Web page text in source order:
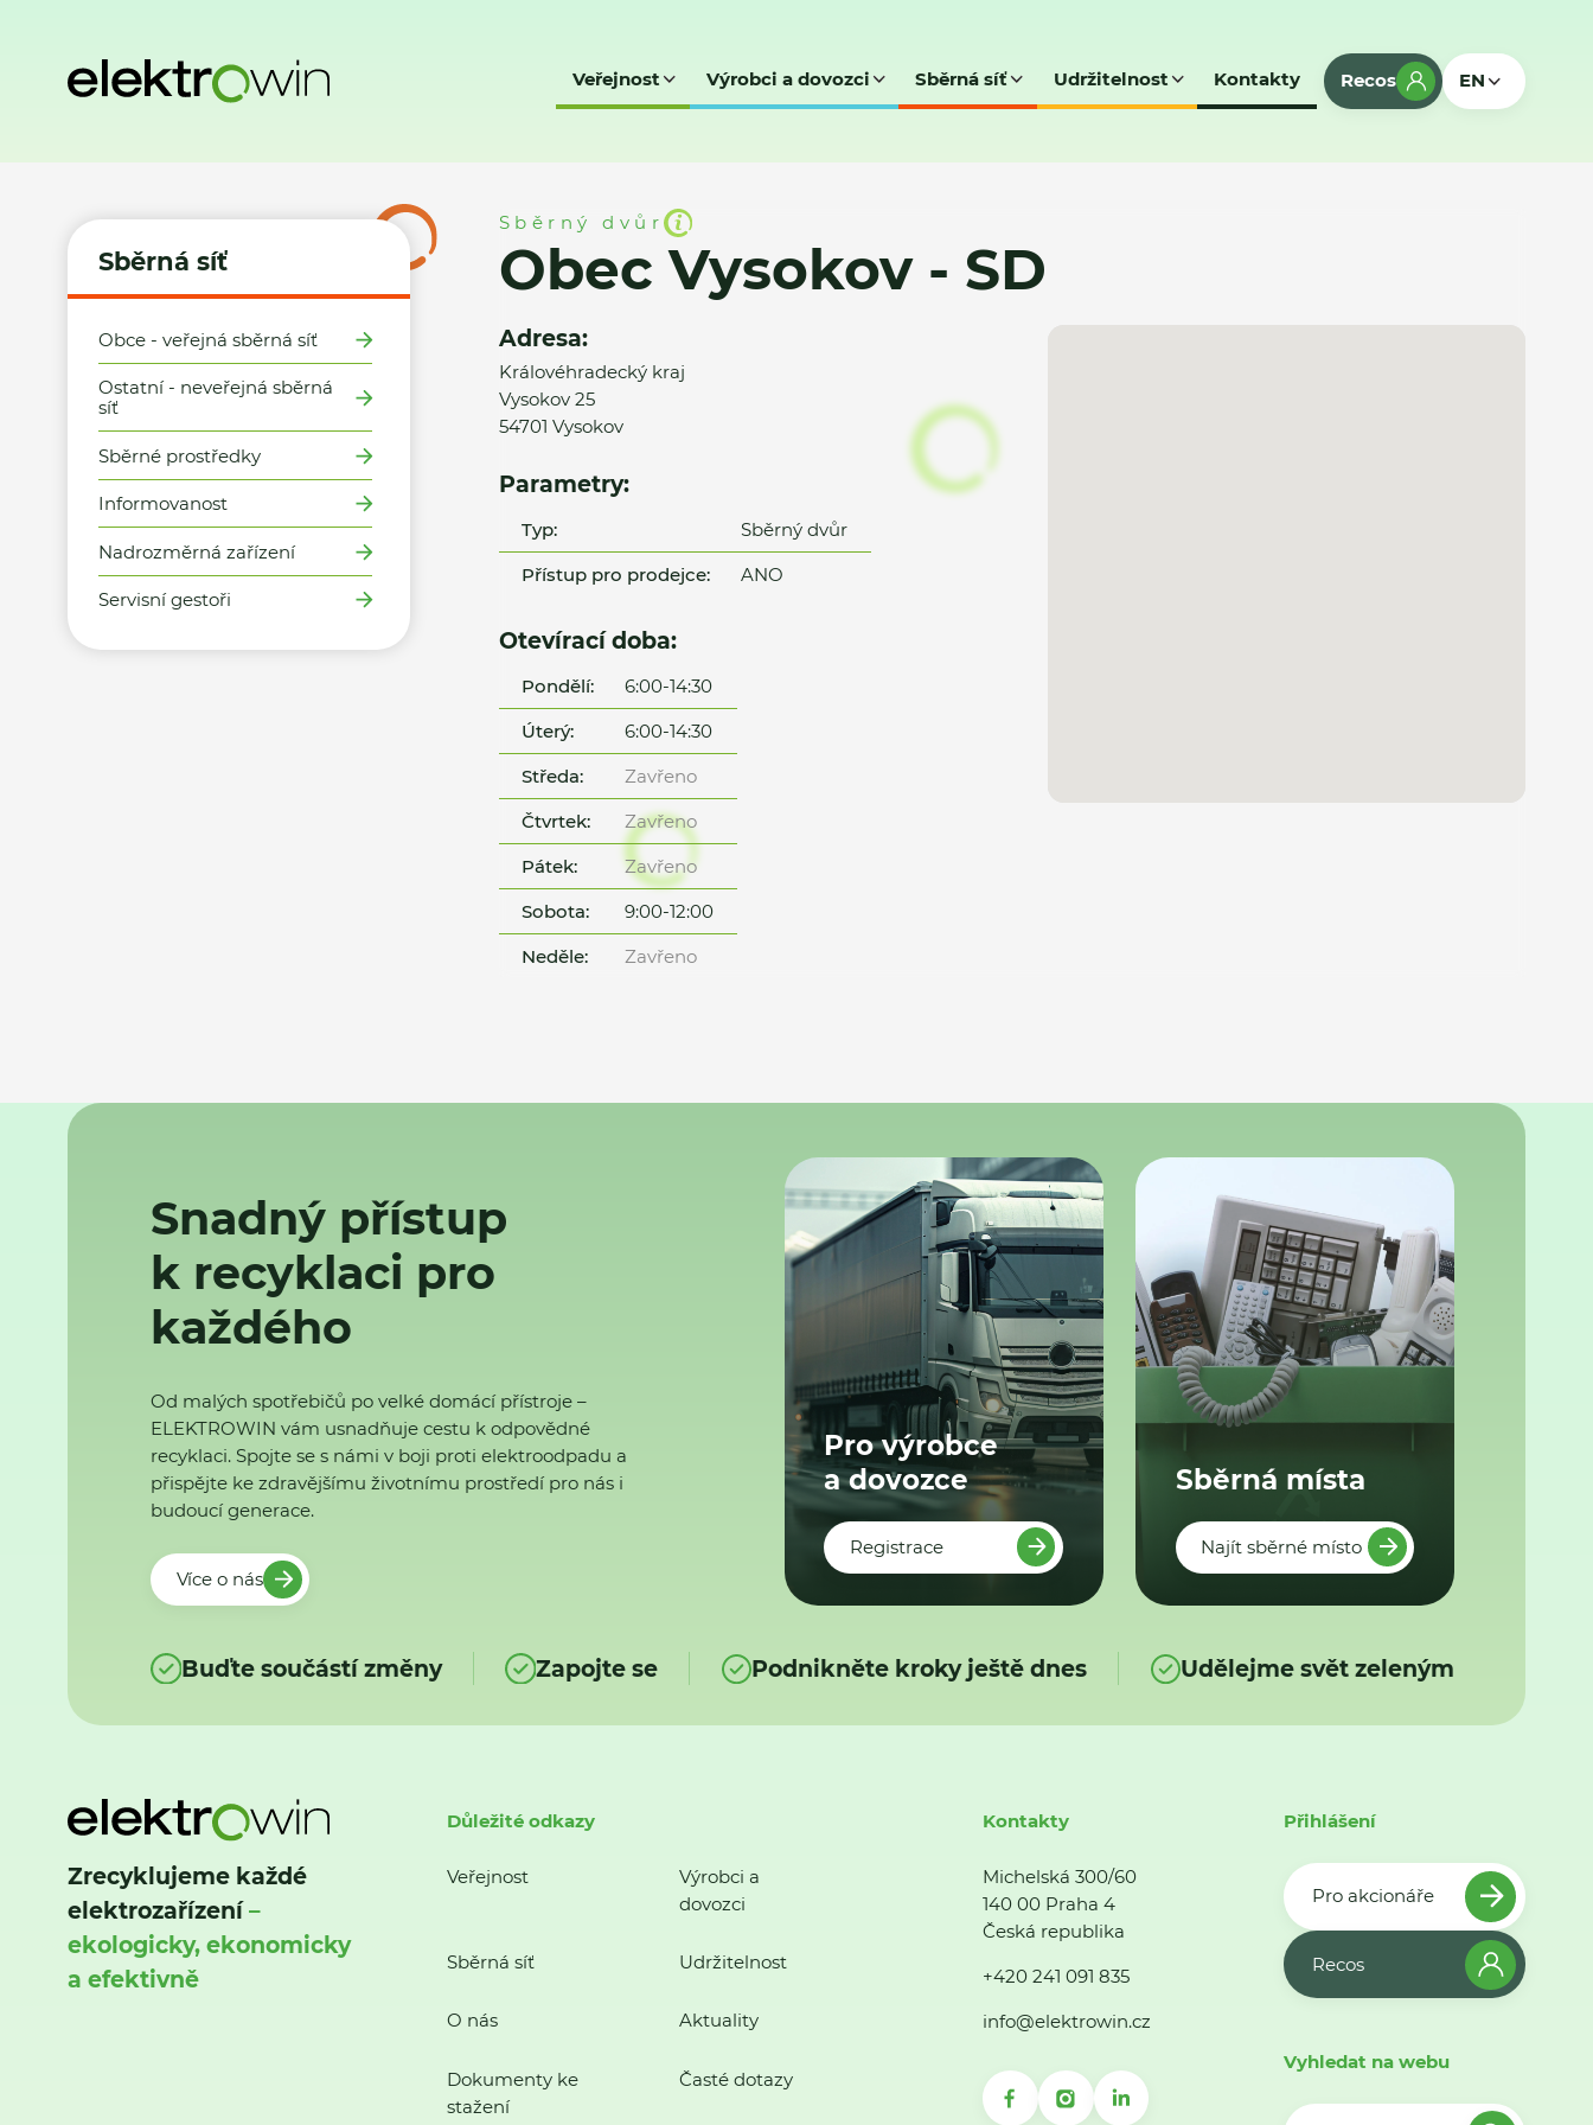
Veřejnost Výrobci a dovozci Sběrná síť Udržitelnost Kontakty Recos EN
Sběrná síť
Obce - veřejná sběrná síť
Ostatní - neveřejná sběrná
síť
Sběrné prostředky
Informovanost
Nadrozměrná zařízení
Servisní gestoři
Sběrný dvůr
Obec Vysokov - SD
Adresa:
Královéhradecký kraj
Vysokov 25
54701 Vysokov
Parametry:
Typ:
Sběrný dvůr
Přístup pro prodejce:
ANO
Otevírací doba:
Pondělí:
6:00-14:30
Úterý:
6:00-14:30
Středa:
Zavřeno
Čtvrtek:
Zavřeno
Pátek:
Zavřeno
Sobota:
9:00-12:00
Neděle:
Zavřeno
Snadný přístup
k recyklaci pro
každého
Od malých spotřebičů po velké domácí přístroje –
ELEKTROWIN vám usnadňuje cestu k odpovědné
recyklaci. Spojte se s námi v boji proti elektroodpadu a
přispějte ke zdravějšímu životnímu prostředí pro nás i
budoucí generace.
Více o nás
Pro výrobce
a dovozce
Registrace
Sběrná místa
Najít sběrné místo
Buďte součástí změny Zapojte se Podnikněte kroky ještě dnes Udělejme svět zeleným
Zrecyklujeme každé
elektrozařízení–
ekologicky, ekonomicky
a efektivně
Důležité odkazy
Veřejnost
Výrobci a
dovozci
Sběrná síť Udržitelnost
O nás Aktuality
Dokumenty ke
stažení
Časté dotazy
Kontakty
Michelská 300/60
140 00 Praha 4
Česká republika
+420 241 091 835
info@elektrowin.cz
Přihlášení
Pro akcionáře
Recos
Vyhledat na webu